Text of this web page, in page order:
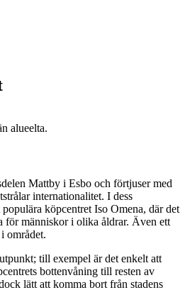
Mattby i Esbo och förtjuser med
internationalitet. I dess
köpcentret Iso Omena, där det
för människor i olika åldrar. Även ett
området.
till exempel är det enkelt att
bottenvåning till resten av
lätt att komma bort från stadens